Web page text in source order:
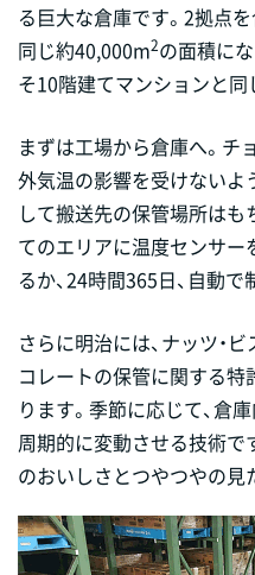
る巨大な倉庫です。2拠点
同じ約40,000m2の面積に
そ10階建てマンションと同
まずは工場から倉庫へ。チ
外気温の影響を受けないよ
して搬送先の保管場所はも
てのエリアに温度センサー
るか、24時間365日、自動で
さらに明治には、ナッツ・
コレートの保管に関する特
ります。季節に応じて、
周期的に変動させる技術で
のおいしさとつやつやの見